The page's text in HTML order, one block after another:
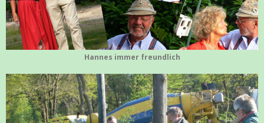
Hannes immer freundlich